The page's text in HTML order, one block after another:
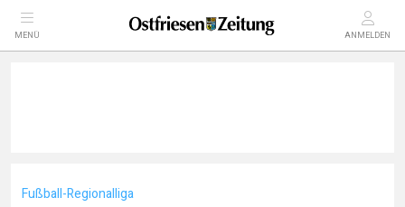
MENÜ ANMELDEN
Fußball-Regionalliga